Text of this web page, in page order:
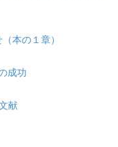
本の１章）
成功
献